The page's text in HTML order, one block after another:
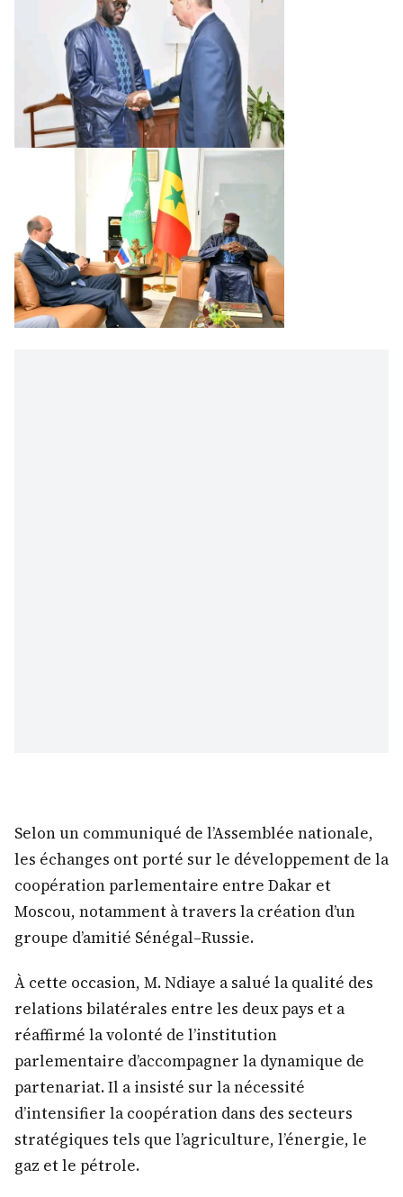
Selon un communiqué de l’Assemblée nationale,
les échanges ont porté sur le développement de la
coopération parlementaire entre Dakar et
Moscou, notamment à travers la création d’un
groupe d’amitié Sénégal–Russie.
À cette occasion, M. Ndiaye a salué la qualité des
relations bilatérales entre les deux pays et a
réaffirmé la volonté de l’institution
parlementaire d’accompagner la dynamique de
partenariat. Il a insisté sur la nécessité
d’intensifier la coopération dans des secteurs
stratégiques tels que l’agriculture, l’énergie, le
gaz et le pétrole.